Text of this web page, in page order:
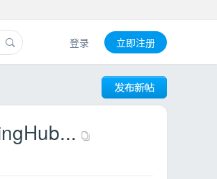
登录 立即注册